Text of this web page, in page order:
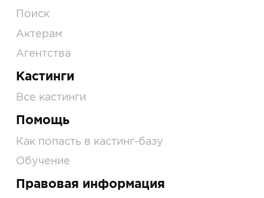
Поиск
Актерам
Агентства
Кастинги
Все кастинги
Помощь
Как попасть в кастинг-базу
Обучение
Правовая информация